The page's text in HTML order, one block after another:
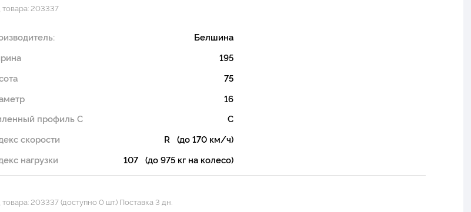
товара: 203337
Белшина
195
75
16
профиль C
C
скорости
R (до 170 км/ч)
нагрузки
107 (до 975 кг на колесо)
203337 (доступно 0 шт.) Поставка 3 дн.